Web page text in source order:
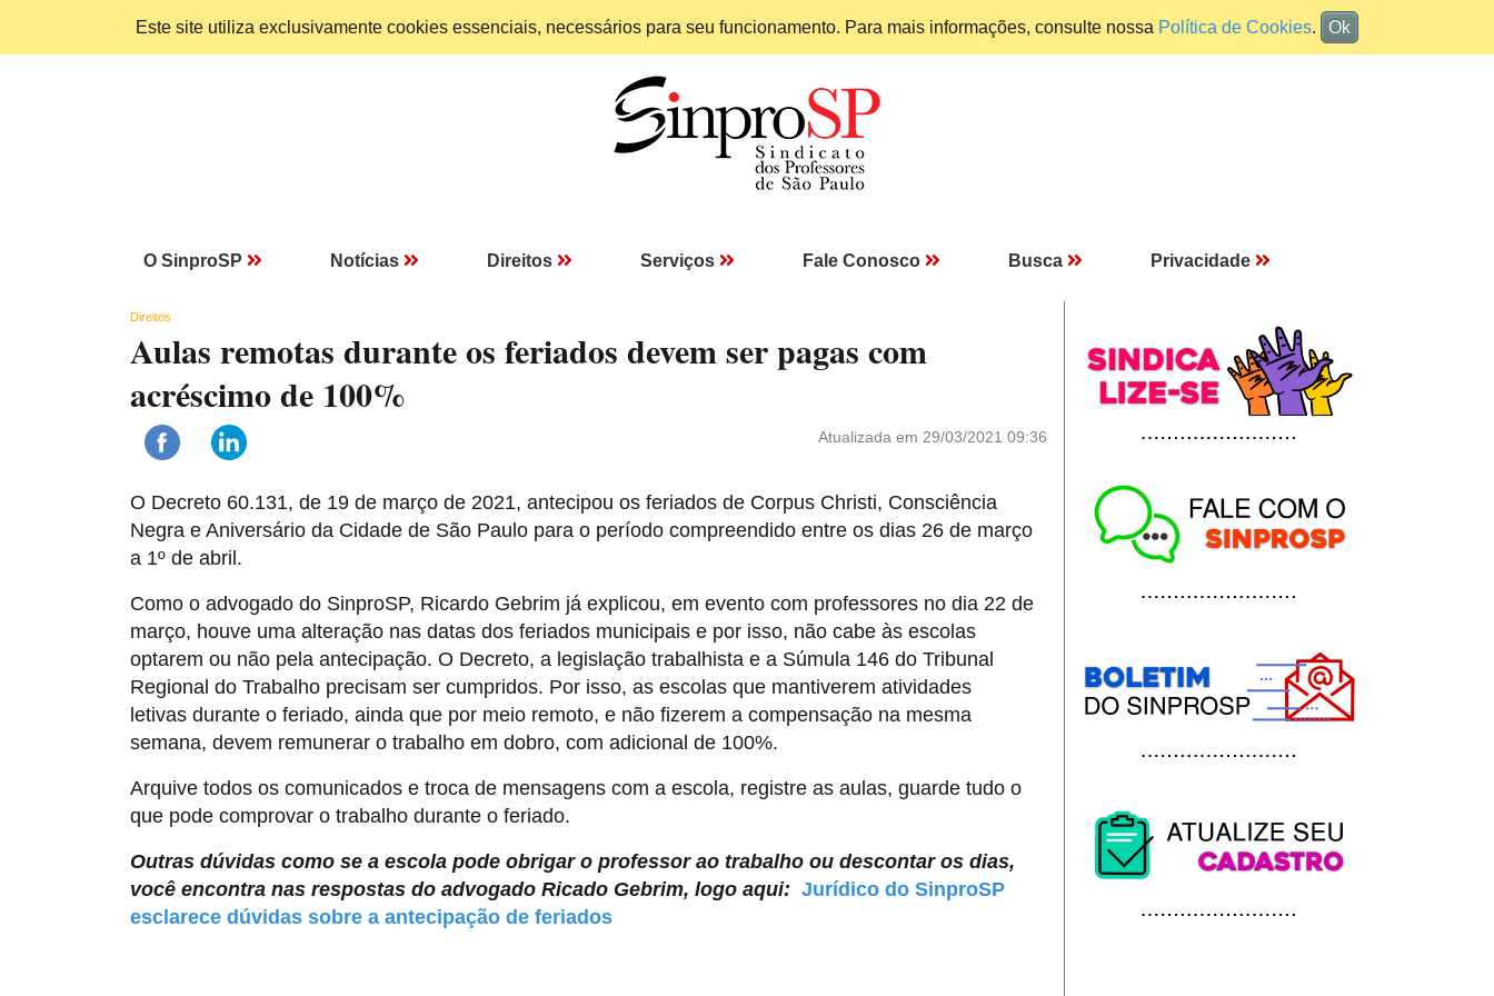
Este site utiliza exclusivamente cookies essenciais, necessários para seu funcionamento. Para mais informações, consulte nossa Política de Cookies. Ok
O SinproSP Notícias Direitos Serviços Fale Conosco Busca Privacidade
Direitos
Aulas remotas durante os feriados devem ser pagas com
acréscimo de 100%
Atualizada em 29/03/2021 09:36
O Decreto 60.131, de 19 de março de 2021, antecipou os feriados de Corpus Christi, Consciência
Negra e Aniversário da Cidade de São Paulo para o período compreendido entre os dias 26 de março
a 1º de abril.
Como o advogado do SinproSP, Ricardo Gebrim já explicou, em evento com professores no dia 22 de
março, houve uma alteração nas datas dos feriados municipais e por isso, não cabe às escolas
optarem ou não pela antecipação. O Decreto, a legislação trabalhista e a Súmula 146 do Tribunal
Regional do Trabalho precisam ser cumpridos. Por isso, as escolas que mantiverem atividades
letivas durante o feriado, ainda que por meio remoto, e não fizerem a compensação na mesma
semana, devem remunerar o trabalho em dobro, com adicional de 100%.
Arquive todos os comunicados e troca de mensagens com a escola, registre as aulas, guarde tudo o
que pode comprovar o trabalho durante o feriado.
Outras dúvidas como se a escola pode obrigar o professor ao trabalho ou descontar os dias,
você encontra nas respostas do advogado Ricado Gebrim, logo aqui: Jurídico do SinproSP
esclarece dúvidas sobre a antecipação de feriados